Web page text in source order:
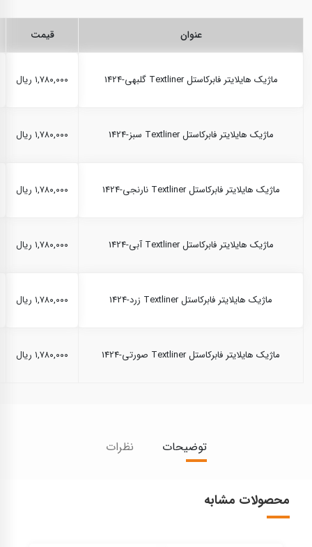
عنوان قیمت
ماژیک هایلایتر فابرکاستل Textliner گلبهی-1424 ۱,۷۸۰,۰۰۰ ریال
ماژیک هایلایتر فابرکاستل Textliner سبز-1424 ۱,۷۸۰,۰۰۰ ریال
ماژیک هایلایتر فابرکاستل Textliner نارنجی-1424 ۱,۷۸۰,۰۰۰ ریال
ماژیک هایلایتر فابرکاستل Textliner آبی-1424 ۱,۷۸۰,۰۰۰ ریال
ماژیک هایلایتر فابرکاستل Textliner زرد-1424 ۱,۷۸۰,۰۰۰ ریال
ماژیک هایلایتر فابرکاستل Textliner صورتی-1424 ۱,۷۸۰,۰۰۰ ریال
توضیحات نظرات
محصولات مشابه